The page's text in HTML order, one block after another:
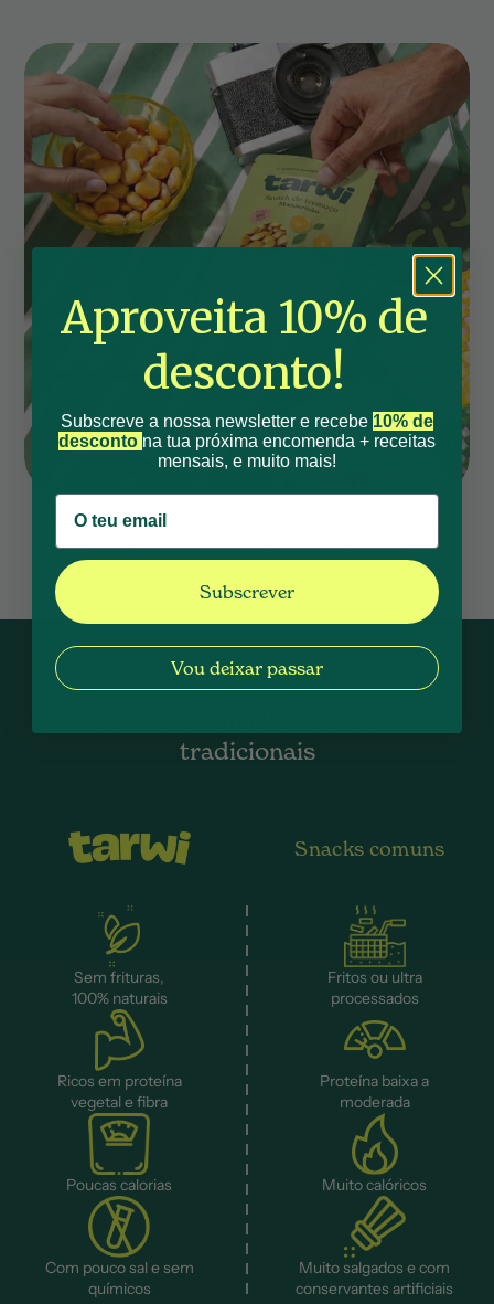
Partilha em picnics, festas e encontros com amigos
esta opção saudável sem fritos nem culpa!
tradicionais
Snacks comuns
Sem frituras,
100% naturais
Fritos ou ultra
processados
Ricos em proteína
vegetal e fibra
Proteína baixa a
moderada
Poucas calorias Muito calóricos
Com pouco sal e sem
químicos
Muito salgados e com
conservantes artificiais
Aproveita 10% de
desconto!
Subscreve a nossa newsletter e recebe 10% de
desconto na tua próxima encomenda + receitas
mensais, e muito mais!
Subscrever
Vou deixar passar